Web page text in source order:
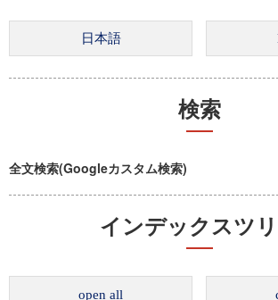
検索
全文検索(Googleカスタム検索)
インデックスツ
open all